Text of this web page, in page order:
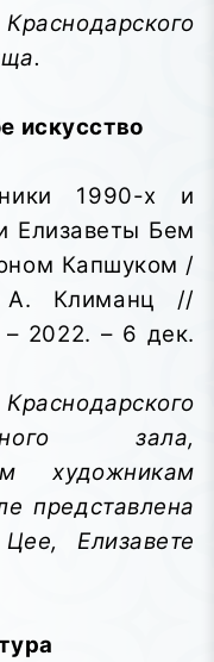
искусство
1990-х и
Елизаветы Бем
Капшуком /
А. Климанц //
– 2022. – 6 дек.
зала,
художникам
представлена
Елизавете